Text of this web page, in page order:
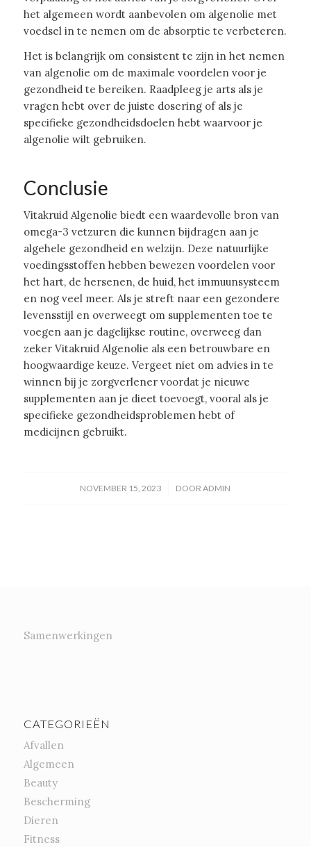
het algemeen wordt aanbevolen om algenolie met
voedsel in te nemen om de absorptie te verbeteren.
Het is belangrijk om consistent te zijn in het nemen
van algenolie om de maximale voordelen voor je
gezondheid te bereiken. Raadpleeg je arts als je
vragen hebt over de juiste dosering of als je
specifieke gezondheidsdoelen hebt waarvoor je
algenolie wilt gebruiken.
Conclusie
Vitakruid Algenolie biedt een waardevolle bron van
omega-3 vetzuren die kunnen bijdragen aan je
algehele gezondheid en welzijn. Deze natuurlijke
voedingsstoffen hebben bewezen voordelen voor
het hart, de hersenen, de huid, het immuunsysteem
en nog veel meer. Als je streft naar een gezondere
levensstijl en overweegt om supplementen toe te
voegen aan je dagelijkse routine, overweeg dan
zeker Vitakruid Algenolie als een betrouwbare en
hoogwaardige keuze. Vergeet niet om advies in te
winnen bij je zorgverlener voordat je nieuwe
supplementen aan je dieet toevoegt, vooral als je
specifieke gezondheidsproblemen hebt of
medicijnen gebruikt.
NOVEMBER 15, 2023
/ DOORADMIN
Samenwerkingen
CATEGORIEËN
Afvallen
Algemeen
Beauty
Bescherming
Dieren
Fitness